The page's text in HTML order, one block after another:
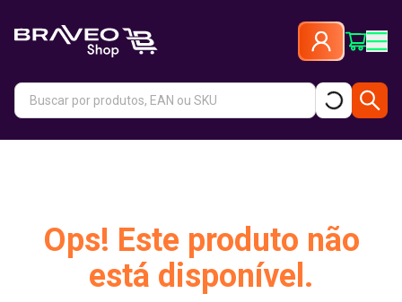
Ops! Este produto não
está disponível.